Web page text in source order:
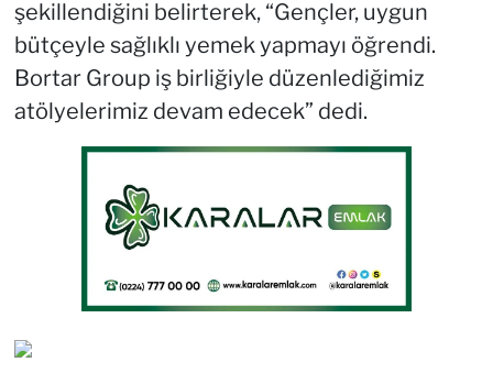
şekillendiğini belirterek, “Gençler, uygun
bütçeyle sağlıklı yemek yapmayı öğrendi.
Bortar Group iş birliğiyle düzenlediğimiz
atölyelerimiz devam edecek” dedi.